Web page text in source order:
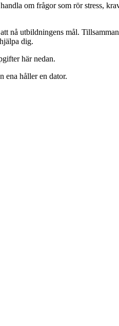
om frågor som rör stress,
nå utbildningens mål.
dig.
här nedan.